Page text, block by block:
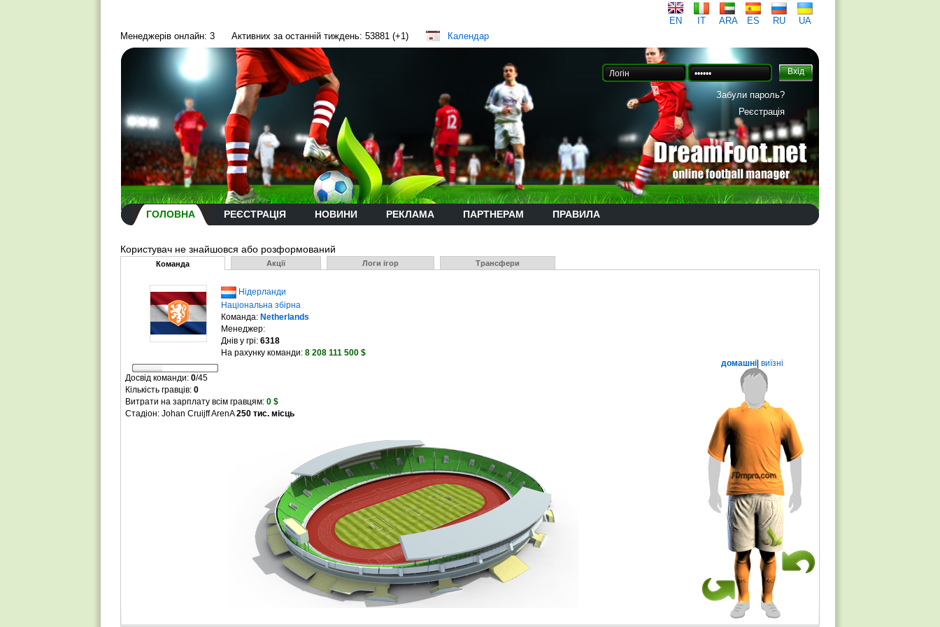
EN IT ARA ES RU
UA
Менеджерів онлайн: 3
Активних за останній тиждень: 53881 (+1) Календар
Забули пароль?
Реєстрація
ГОЛОВНА РЕЄСТРАЦІЯ НОВИНИ РЕКЛАМА ПАРТНЕРАМ ПРАВИЛА
Користувач не знайшовся або розформований
Команда Акції Логи ігор Трансфери
Нідерланди
Національна збірна
Команда: Netherlands
Менеджер:
Днів у грі: 6318
На рахунку команди: 8 208 111 500 $
Досвід команди: 0/45
Кількість гравців: 0
Витрати на зарплату всім гравцям: 0 $
Стадіон: Johan Cruijff ArenA250 тис. місць
домашні| виїзні